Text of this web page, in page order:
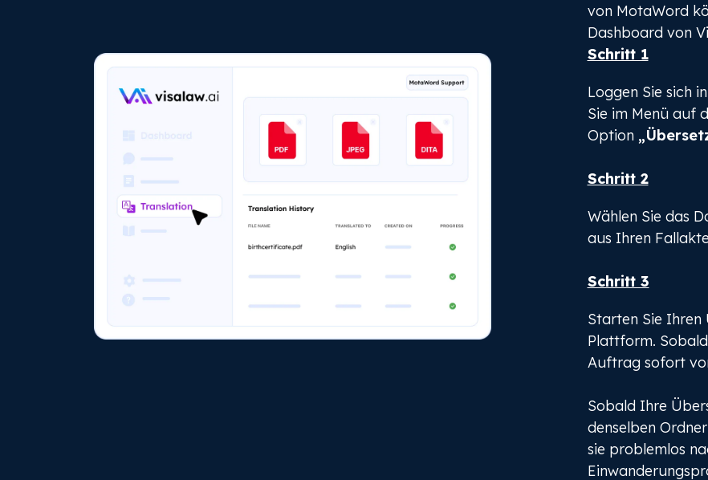
von MotaWord
Dashboard von
Schritt 1
Loggen Sie sich
Sie im Menü auf
Option
Schritt 2
Wählen Sie das
aus Ihren
Schritt 3
Starten Sie
Plattform.
Auftrag sofort
Sobald Ihre
denselben
sie problemlos